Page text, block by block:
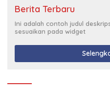
Berita Terbaru
Ini adalah contoh judul
sesuaikan pada widget